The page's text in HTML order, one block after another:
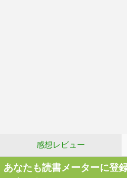
感想レビュー
あなたも読書メーターに登